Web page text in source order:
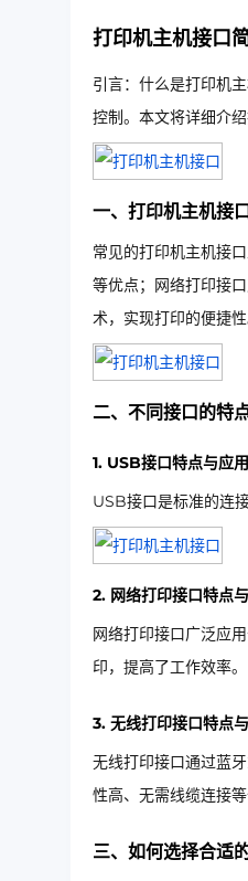
打印机主机接口
引言：什么是打印机
控制。本文将详细介
一、打印机主机接
常见的打印机主机接
等优点；网络打印接
术，实现打印的便捷性
二、不同接口的特
1. USB接口特点与应
USB接口是标准的连
2. 网络打印接口特点
网络打印接口广泛应
印，提高了工作效率。
3. 无线打印接口特点
无线打印接口通过蓝
性高、无需线缆连接等
三、如何选择合适